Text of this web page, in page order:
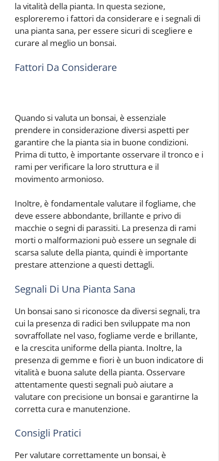
la vitalità della pianta. In questa sezione,
esploreremo i fattori da considerare e i segnali di
una pianta sana, per essere sicuri di scegliere e
curare al meglio un bonsai.
Fattori Da Considerare
Quando si valuta un bonsai, è essenziale
prendere in considerazione diversi aspetti per
garantire che la pianta sia in buone condizioni.
Prima di tutto, è importante osservare il tronco e i
rami per verificare la loro struttura e il
movimento armonioso.
Inoltre, è fondamentale valutare il fogliame, che
deve essere abbondante, brillante e privo di
macchie o segni di parassiti. La presenza di rami
morti o malformazioni può essere un segnale di
scarsa salute della pianta, quindi è importante
prestare attenzione a questi dettagli.
Segnali Di Una Pianta Sana
Un bonsai sano si riconosce da diversi segnali, tra
cui la presenza di radici ben sviluppate ma non
sovraffollate nel vaso, fogliame verde e brillante,
e la crescita uniforme della pianta. Inoltre, la
presenza di gemme e fiori è un buon indicatore di
vitalità e buona salute della pianta. Osservare
attentamente questi segnali può aiutare a
valutare con precisione un bonsai e garantirne la
corretta cura e manutenzione.
Consigli Pratici
Per valutare correttamente un bonsai, è